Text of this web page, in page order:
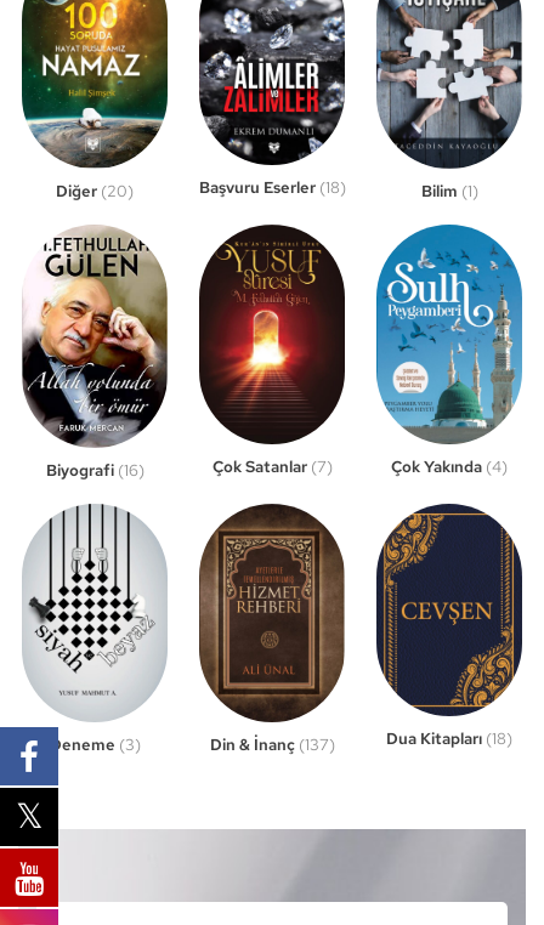
Diğer (20) Başvuru Eserler (18) Bilim (1)
Biyografi (16) Çok Satanlar (7) Çok Yakında (4)
Deneme (3) Din & İnanç (137) Dua Kitapları (18)